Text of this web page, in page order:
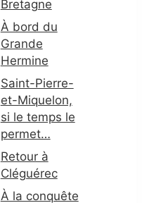
Bretagne
À bord du
Grande
Hermine
Saint-Pierre-
et-Miquelon,
si le temps le
permet…
Retour à
Cléguérec
À la conquête